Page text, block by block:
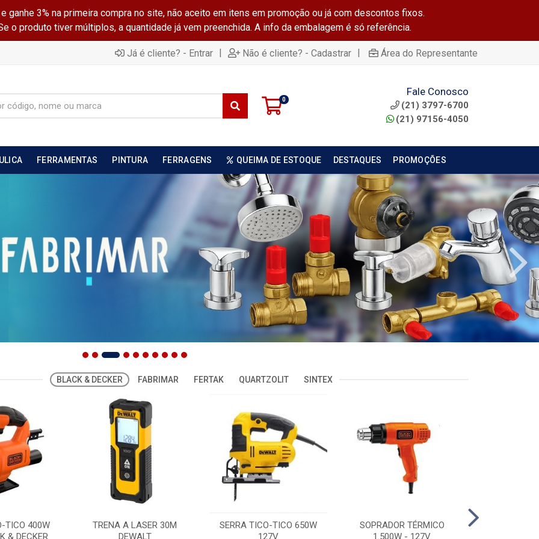
ganhe 3% na primeira compra no site, não aceito em itens em promoção ou já com descontos fixos.
o produto tiver múltiplos, a quantidade já vem preenchida. A info da embalagem é só referência.
Já é cliente? - Entrar | Não é cliente? - Cadastrar | Área do Representante
0
Fale Conosco
(21) 3797-6700
(21) 97156-4050
FERRAMENTAS PINTURA FERRAGENS QUEIMA DE ESTOQUE DESTAQUES PROMOÇÕES
BLACK & DECKER FABRIMAR FERTAK QUARTZOLIT SINTEX
TICO 400W
& DECKER
TRENA A LASER 30M
DEWALT
SERRA TICO-TICO 650W
127V
SOPRADOR TÉRMICO
1.500W - 127V